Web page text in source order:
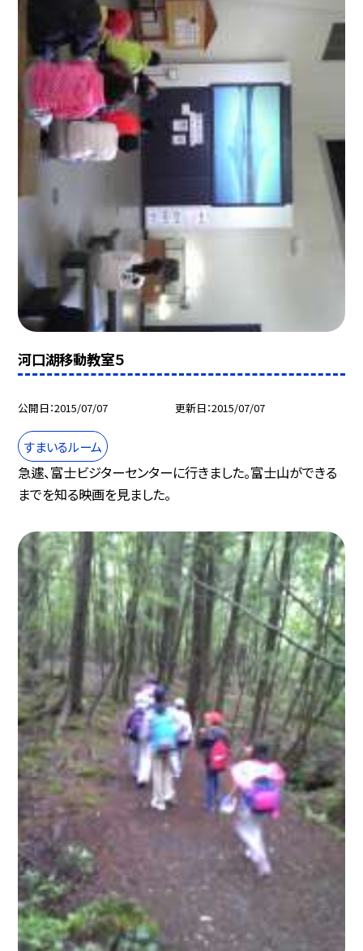
河口湖移動教室５
公開日 2015/07/07 更新日 2015/07/07
すまいるルーム
急遽、富士ビジターセンターに行きました。富士山ができる
までを知る映画を見ました。